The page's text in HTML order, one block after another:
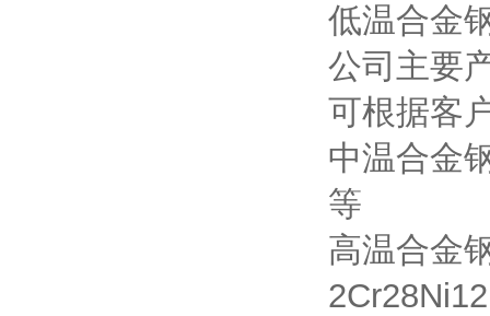
低温合金
公司主要
可根据客
中温合金
等
高温合金